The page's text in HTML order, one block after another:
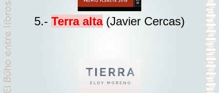
5.- Terra alta(Javier Cercas)